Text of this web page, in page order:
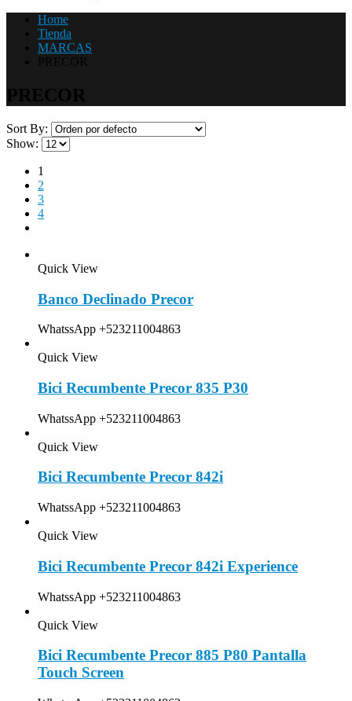
Home
Tienda
MARCAS
Sort By:
Show:
1
2
3
4
Quick View
Banco Declinado Precor
WhatssApp +523211004863
Quick View
Bici Recumbente Precor 835 P30
WhatssApp +523211004863
Quick View
Bici Recumbente Precor 842i
WhatssApp +523211004863
Quick View
Bici Recumbente Precor 842i Experience
WhatssApp +523211004863
Quick View
Bici Recumbente Precor 885 P80 Pantalla
Touch Screen